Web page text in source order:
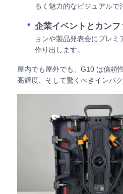
るく魅力的なビジュアルで
企業イベントとカンフ
ョンや製品発表会にプレ
作り出します。
屋内でも屋外でも、G10 は信頼
高輝度、そして驚くべきインパク